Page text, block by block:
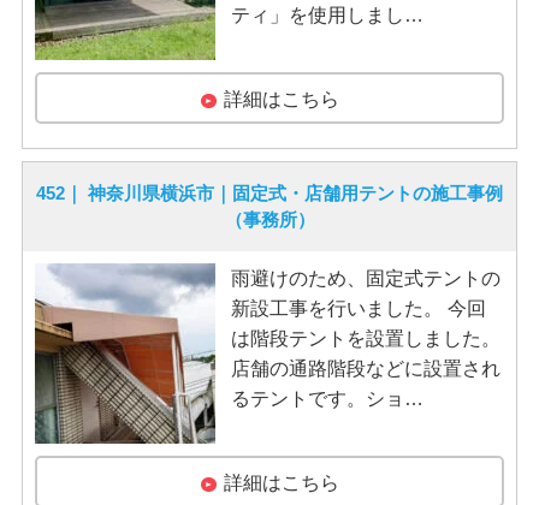
ティ」を使用しまし…
詳細はこちら
452｜ 神奈川県横浜市｜固定式・店舗用テントの施工事例
（事務所）
雨避けのため、固定式テントの
新設工事を行いました。 今回
は階段テントを設置しました。
店舗の通路階段などに設置され
るテントです。ショ…
詳細はこちら